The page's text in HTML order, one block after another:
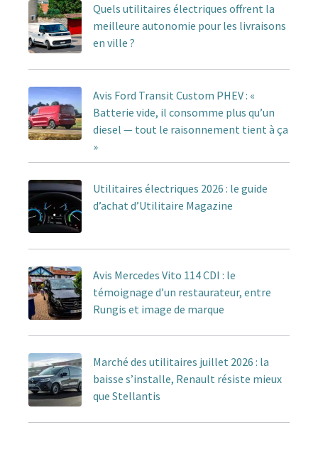
Quels utilitaires électriques offrent la
meilleure autonomie pour les livraisons
en ville ?
Avis Ford Transit Custom PHEV : «
Batterie vide, il consomme plus qu’un
diesel — tout le raisonnement tient à ça
»
Utilitaires électriques 2026 : le guide
d’achat d’Utilitaire Magazine
Avis Mercedes Vito 114 CDI : le
témoignage d’un restaurateur, entre
Rungis et image de marque
Marché des utilitaires juillet 2026 : la
baisse s’installe, Renault résiste mieux
que Stellantis